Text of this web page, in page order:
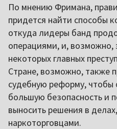
По мнению Фримана,
придется найти способы
откуда лидеры банд
операциями, и, возможно,
некоторых главных
Стране, возможно, также
судебную реформу, чтобы
большую безопасность и
выносить решения в
наркоторговцами.